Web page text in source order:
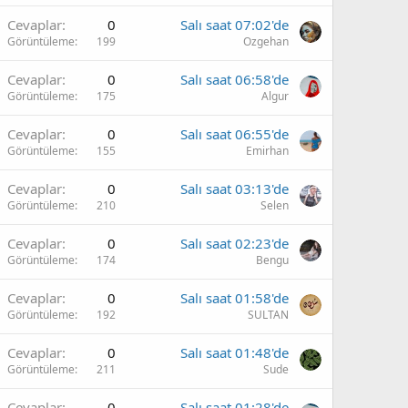
Cevaplar 0
Görüntüleme 199
Salı saat 07:02'de
Ozgehan
Cevaplar 0
Görüntüleme 175
Salı saat 06:58'de
Algur
Cevaplar 0
Görüntüleme 155
Salı saat 06:55'de
Emirhan
Cevaplar 0
Görüntüleme 210
Salı saat 03:13'de
Selen
Cevaplar 0
Görüntüleme 174
Salı saat 02:23'de
Bengu
Cevaplar 0
Görüntüleme 192
Salı saat 01:58'de
SULTAN
Cevaplar 0
Görüntüleme 211
Salı saat 01:48'de
Sude